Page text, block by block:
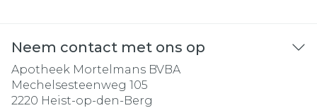
Neem contact met ons op
Apotheek Mortelmans BVBA
Mechelsesteenweg 105
2220 Heist-op-den-Berg